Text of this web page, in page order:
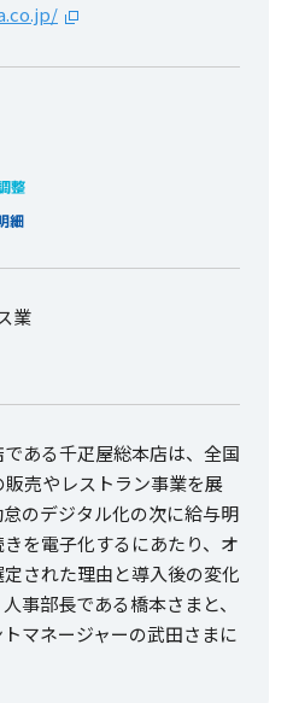
業
ある千疋屋総本店は、全国
売やレストラン事業を展
のデジタル化の次に給与明
を電子化するにあたり、オ
された理由と導入後の変化
事部長である橋本さまと、
マネージャーの武田さまに